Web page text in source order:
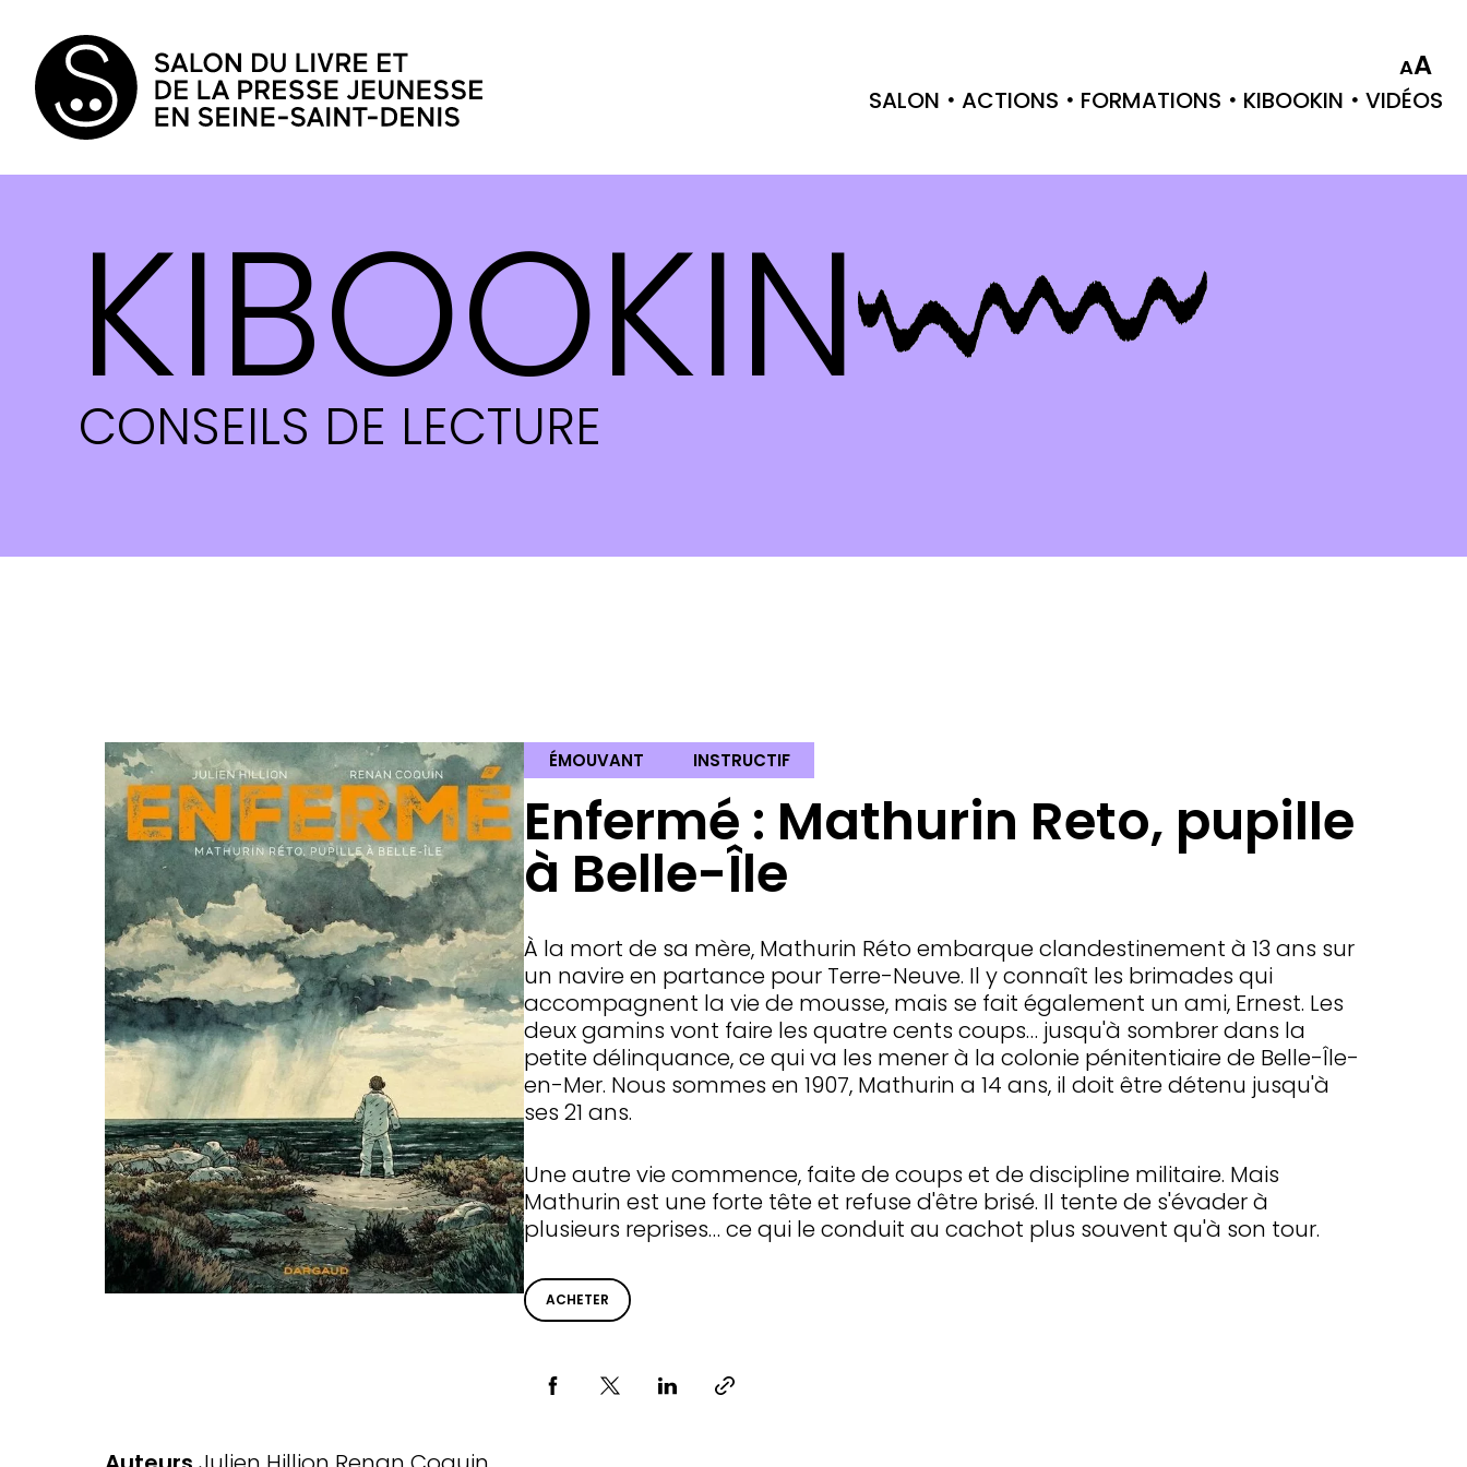
AA
SALON ACTIONS FORMATIONS KIBOOKIN VIDÉOS
KIBOOKIN
CONSEILS DE LECTURE
ÉMOUVANT INSTRUCTIF
Enfermé : Mathurin Reto, pupille
à Belle-Île
À la mort de sa mère, Mathurin Réto embarque clandestinement à 13 ans sur
un navire en partance pour Terre-Neuve. Il y connaît les brimades qui
accompagnent la vie de mousse, mais se fait également un ami, Ernest. Les
deux gamins vont faire les quatre cents coups… jusqu'à sombrer dans la
petite délinquance, ce qui va les mener à la colonie pénitentiaire de Belle-Île-
en-Mer. Nous sommes en 1907, Mathurin a 14 ans, il doit être détenu jusqu'à
ses 21 ans.
Une autre vie commence, faite de coups et de discipline militaire. Mais
Mathurin est une forte tête et refuse d'être brisé. Il tente de s'évader à
plusieurs reprises… ce qui le conduit au cachot plus souvent qu'à son tour.
ACHETER
Partager via